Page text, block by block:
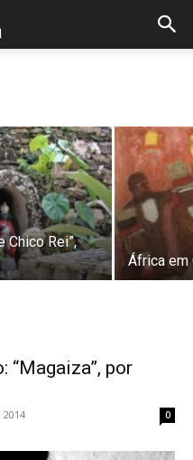
“Cabo Verde”,
Chico Rei”,
África em
“Magaiza”, por
0